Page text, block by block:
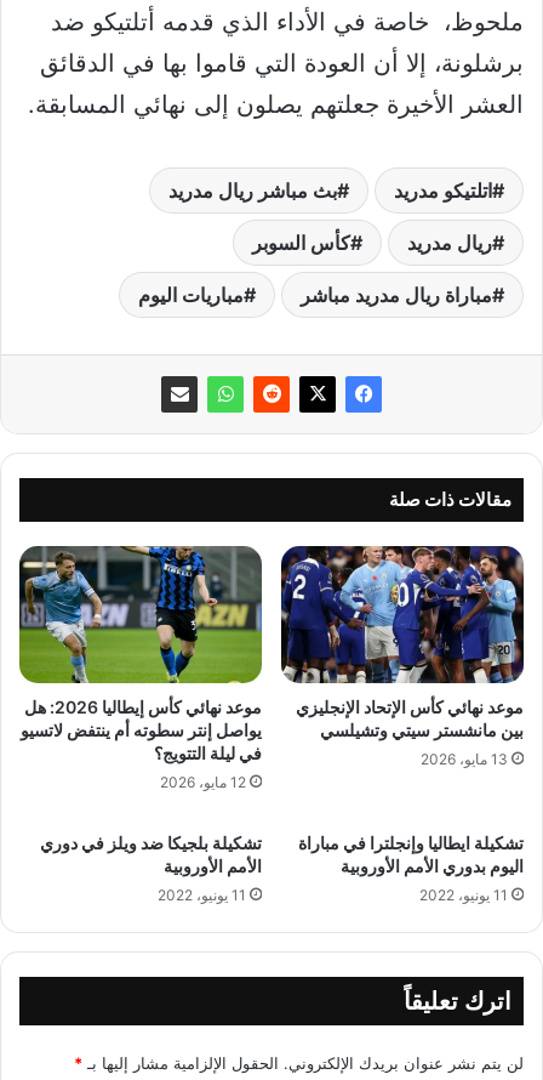
ملحوظ، خاصة في الأداء الذي قدمه أتلتيكو ضد
برشلونة، إلا أن العودة التي قاموا بها في الدقائق
العشر الأخيرة جعلتهم يصلون إلى نهائي المسابقة.
اتلتيكو مدريد بث مباشر ريال مدريد
ريال مدريد كأس السوبر
مباراة ريال مدريد مباشر مباريات اليوم
مقالات ذات صلة
موعد نهائي كأس الإتحاد الإنجليزي
بين مانشستر سيتي وتشيلسي
13 مايو، 2026
موعد نهائي كأس إيطاليا 2026: هل
يواصل إنتر سطوته أم ينتفض لاتسيو
في ليلة التتويج؟
12 مايو، 2026
تشكيلة ايطاليا وإنجلترا في مباراة
اليوم بدوري الأمم الأوروبية
11 يونيو، 2022
تشكيلة بلجيكا ضد ويلز في دوري
الأمم الأوروبية
11 يونيو، 2022
اترك تعليقاً
لن يتم نشر عنوان بريدك الإلكتروني. الحقول الإلزامية مشار إليها بـ *